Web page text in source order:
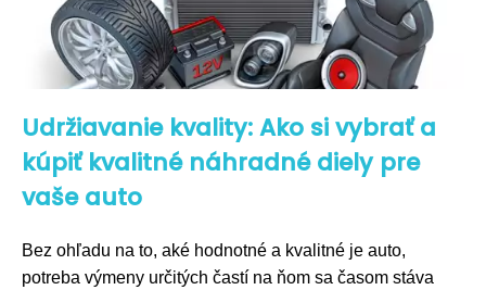
Udržiavanie kvality: Ako si vybrať a
kúpiť kvalitné náhradné diely pre
vaše auto
Bez ohľadu na to, aké hodnotné a kvalitné je auto,
potreba výmeny určitých častí na ňom sa časom stáva